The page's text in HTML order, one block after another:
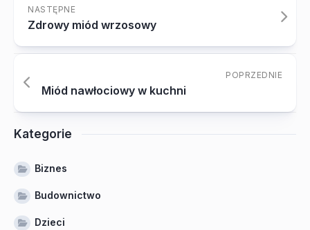
NASTĘPNE
Zdrowy miód wrzosowy
POPRZEDNIE
Miód nawłociowy w kuchni
Kategorie
Biznes
Budownictwo
Dzieci